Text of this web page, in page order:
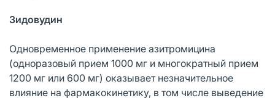
Зидовудин
Одновременное применение азитромицина
(одноразовый прием 1000 мг и многократный прием
1200 мг или 600 мг) оказывает незначительное
влияние на фармакокинетику, в том числе выведение